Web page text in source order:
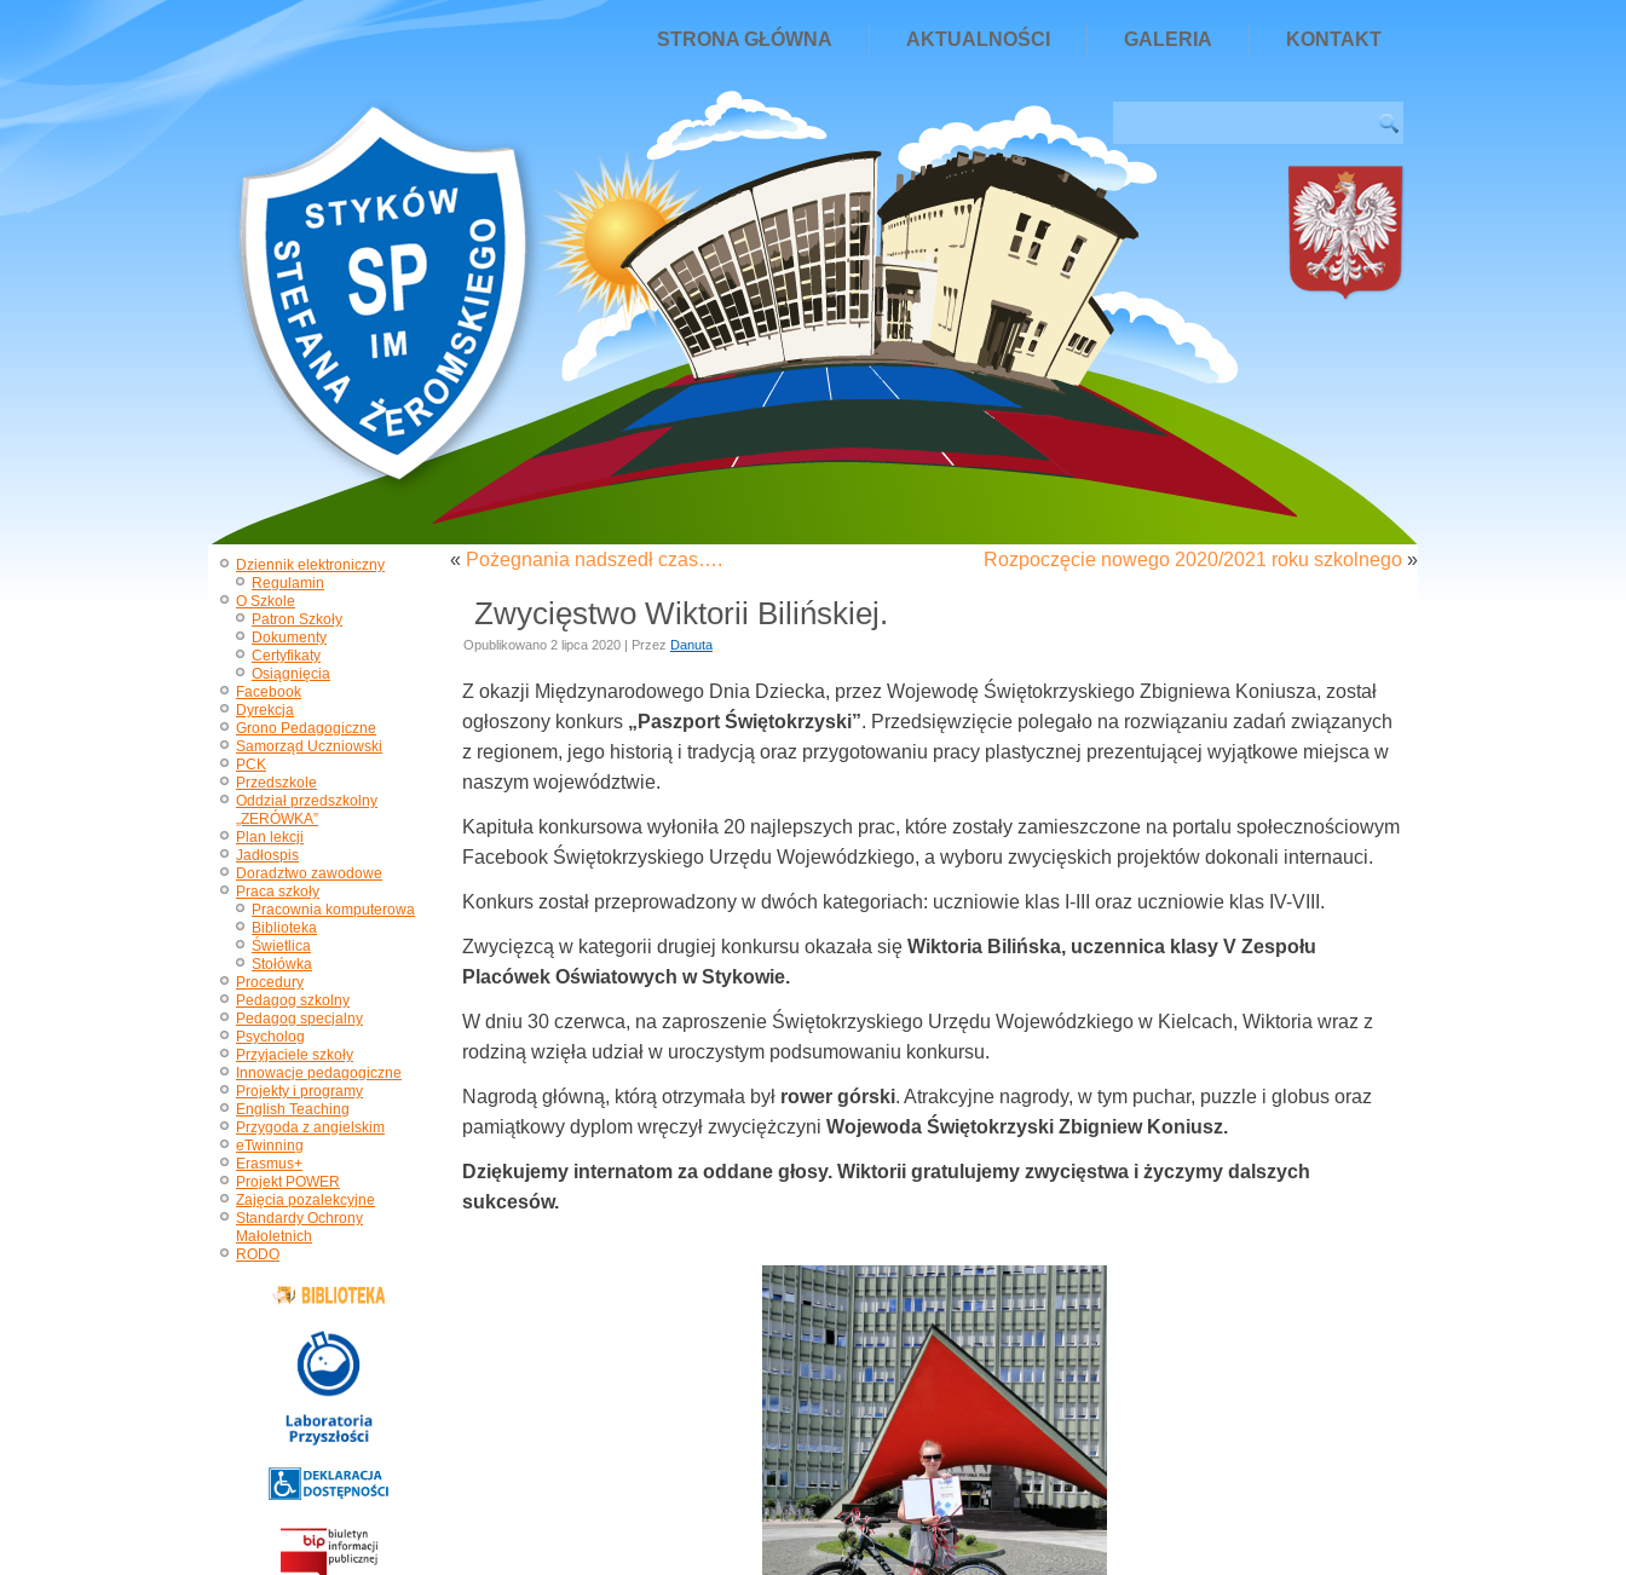
STRONA GŁÓWNA AKTUALNOŚCI GALERIA KONTAKT
Dziennik elektroniczny
Regulamin
O Szkole
Patron Szkoły
Dokumenty
Certyfikaty
Osiągnięcia
Facebook
Dyrekcja
Grono Pedagogiczne
Samorząd Uczniowski
PCK
Przedszkole
Oddział przedszkolny
„ZERÓWKA”
Plan lekcji
Jadłospis
Doradztwo zawodowe
Praca szkoły
Pracownia komputerowa
Biblioteka
Świetlica
Stołówka
Procedury
Pedagog szkolny
Pedagog specjalny
Psycholog
Przyjaciele szkoły
Innowacje pedagogiczne
Projekty i programy
English Teaching
Przygoda z angielskim
eTwinning
Erasmus+
Projekt POWER
Zajęcia pozalekcyjne
Standardy Ochrony
Małoletnich
RODO
« Pożegnania nadszedł czas…. Rozpoczęcie nowego 2020/2021 roku szkolnego »
Zwycięstwo Wiktorii Bilińskiej.
Opublikowano 2 lipca 2020 | Przez Danuta
Z okazji Międzynarodowego Dnia Dziecka, przez Wojewodę Świętokrzyskiego Zbigniewa Koniusza, został
ogłoszony konkurs „Paszport Świętokrzyski”. Przedsięwzięcie polegało na rozwiązaniu zadań związanych
z regionem, jego historią i tradycją oraz przygotowaniu pracy plastycznej prezentującej wyjątkowe miejsca w
naszym województwie.
Kapituła konkursowa wyłoniła 20 najlepszych prac, które zostały zamieszczone na portalu społecznościowym
Facebook Świętokrzyskiego Urzędu Wojewódzkiego, a wyboru zwycięskich projektów dokonali internauci.
Konkurs został przeprowadzony w dwóch kategoriach: uczniowie klas I-III oraz uczniowie klas IV-VIII.
Zwycięzcą w kategorii drugiej konkursu okazała się Wiktoria Bilińska, uczennica klasy V Zespołu
Placówek Oświatowych w Stykowie.
W dniu 30 czerwca, na zaproszenie Świętokrzyskiego Urzędu Wojewódzkiego w Kielcach, Wiktoria wraz z
rodziną wzięła udział w uroczystym podsumowaniu konkursu.
Nagrodą główną, którą otrzymała był rower górski. Atrakcyjne nagrody, w tym puchar, puzzle i globus oraz
pamiątkowy dyplom wręczył zwyciężczyni Wojewoda Świętokrzyski Zbigniew Koniusz.
Dziękujemy internatom za oddane głosy. Wiktorii gratulujemy zwycięstwa i życzymy dalszych
sukcesów.